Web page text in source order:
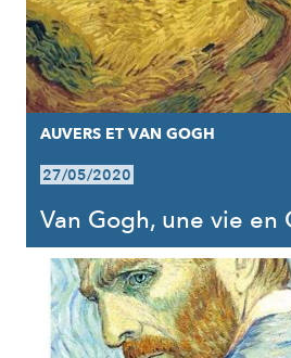
AUVERS ET VAN GOGH
27/05/2020
Van Gogh, une vie en